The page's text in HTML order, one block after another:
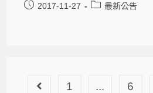
2017-11-27 最新公告
1 ... 6